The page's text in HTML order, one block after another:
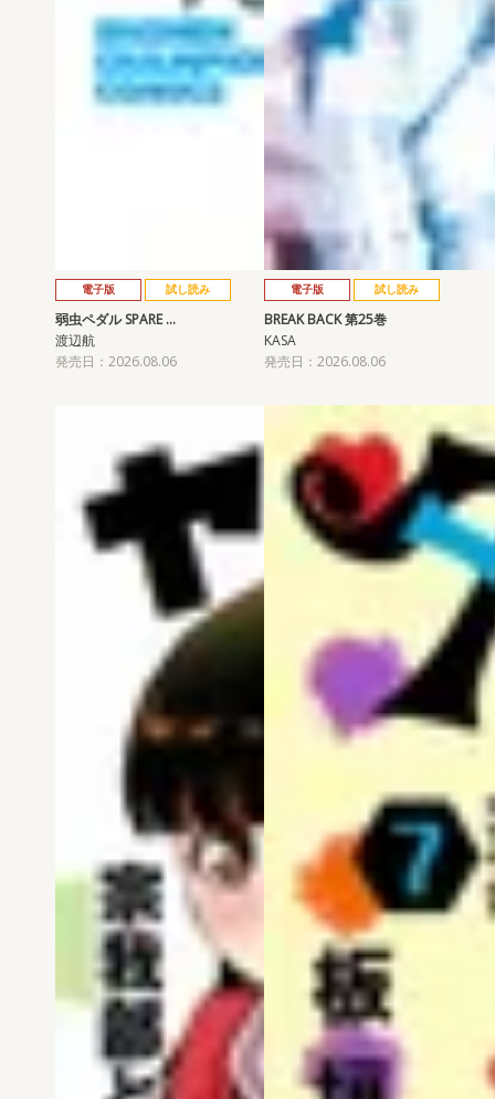
電子版 試し読み
弱虫ペダル SPARE …
渡辺航
発売日：2026.08.06
電子版 試し読み
BREAK BACK 第25巻
KASA
発売日：2026.08.06